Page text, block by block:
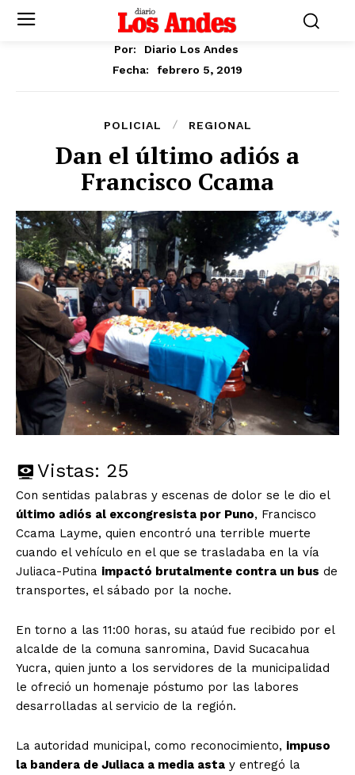
Por:
Diario Los Andes
Fecha:
febrero 5, 2019
POLICIAL REGIONAL
Dan el último adiós a
Francisco Ccama
Vistas: 25
Con sentidas palabras y escenas de dolor se le dio el
último adiós al excongresista por Puno, Francisco
Ccama Layme, quien encontró una terrible muerte
cuando el vehículo en el que se trasladaba en la vía
Juliaca-Putina impactó brutalmente contra un bus de
transportes, el sábado por la noche.
En torno a las 11:00 horas, su ataúd fue recibido por el
alcalde de la comuna sanromina, David Sucacahua
Yucra, quien junto a los servidores de la municipalidad
le ofreció un homenaje póstumo por las labores
desarrolladas al servicio de la región.
La autoridad municipal, como reconocimiento, impuso
la bandera de Juliaca a media asta y entregó la